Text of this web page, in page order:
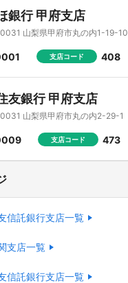
銀行 甲府支店
山梨県甲府市丸の内1-19-10
支店コード 408
友銀行 甲府支店
山梨県甲府市丸の内2-29-1
支店コード 473
信託銀行支店一覧
支店一覧
信託銀行支店一覧